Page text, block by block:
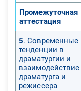
Промежуточная
аттестация
5. Современные
тенденции в
драматургии и
взаимодействие
драматурга и
режиссера